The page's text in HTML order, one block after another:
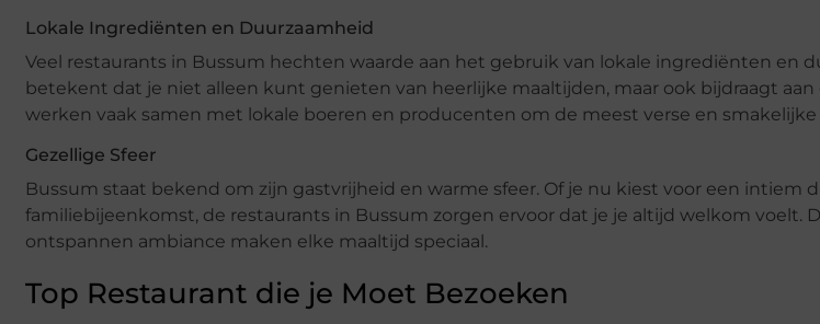
Lokale Ingrediënten en Duurzaamheid
Veel restaurants in Bussum hechten waarde aan het gebruik van lokale ingrediënten en
betekent dat je niet alleen kunt genieten van heerlijke maaltijden, maar ook bijdraagt
werken vaak samen met lokale boeren en producenten om de meest verse en
Gezellige Sfeer
Bussum staat bekend om zijn gastvrijheid en warme sfeer. Of je nu kiest voor een intiem
familiebijeenkomst, de restaurants in Bussum zorgen ervoor dat je je altijd welkom voelt.
ontspannen ambiance maken elke maaltijd speciaal.
Top Restaurant die je Moet Bezoeken